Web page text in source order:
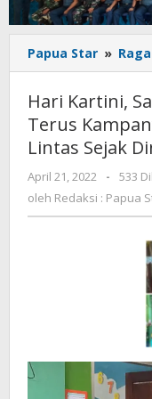
Papua Star »
Hari Kartini,
Terus
Lintas Sejak
April 21, 2022
oleh
Redaksi
-
533
oleh Redaksi : Papua